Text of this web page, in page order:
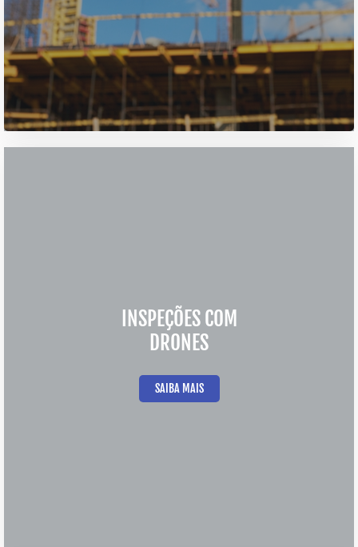
INSPEÇÕES COM
DRONES
SAIBA MAIS